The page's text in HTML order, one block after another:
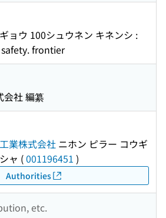
ョウ 100シュウネン キネンシ :
frontier
会社 編纂
業株式会社 ニホン ピラー コウギ
ャ (001196451 )
Authorities
etc.